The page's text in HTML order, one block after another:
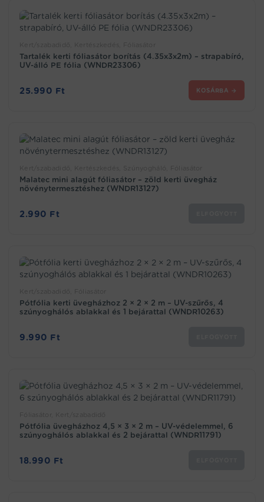
Tartalék kerti fóliasátor borítás (4.35x3x2m) – strapabíró,
UV-álló PE fólia (WNDR23306)
25.990 Ft KOSÁRBA →
Malatec mini alagút fóliasátor – zöld kerti üvegház
növénytermesztéshez (WNDR13127)
2.990 Ft
Pótfólia kerti üvegházhoz 2 × 2 × 2 m – UV-szűrős, 4
szúnyoghálós ablakkal és 1 bejárattal (WNDR10263)
9.990 Ft
Pótfólia üvegházhoz 4,5 × 3 × 2 m – UV-védelemmel, 6
szúnyoghálós ablakkal és 2 bejárattal (WNDR11791)
18.990 Ft